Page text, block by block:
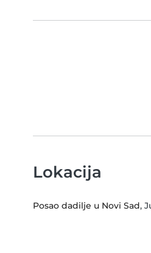
Lokacija
Posao dadilje u Novi Sad,